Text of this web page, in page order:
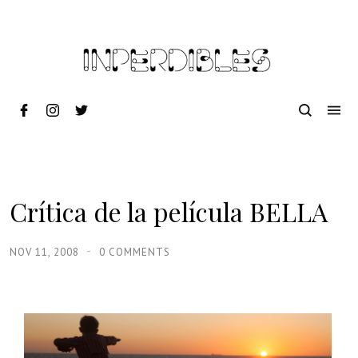
Crítica de la película BELLA
NOV 11, 2008 0 COMMENTS